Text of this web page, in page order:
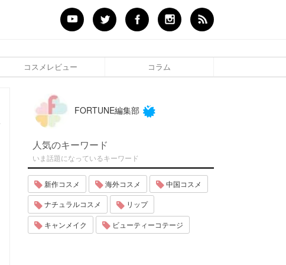
コスメレビュー コラム
FORTUNE編集部
人気のキーワード
いま話題になっているキーワード
新作コスメ 海外コスメ 中国コスメ
ナチュラルコスメ リップ
キャンメイク ビューティーコテージ